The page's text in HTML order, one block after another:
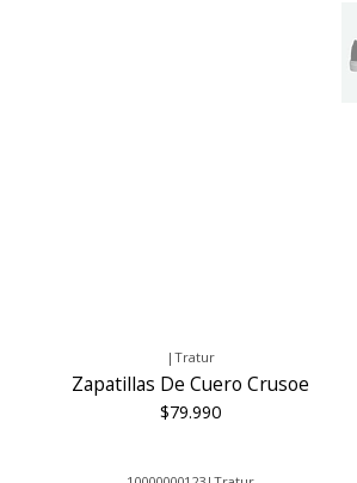
|Tratur
Zapatillas De Cuero Crusoe
$79.990